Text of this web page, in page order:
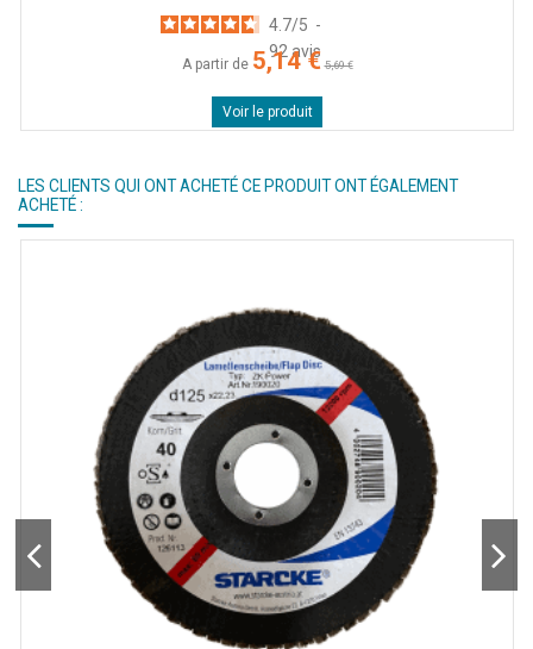
4.7/5 -
92avis
A partir de 5,14 € 5,69 €
Voir le produit
LES CLIENTS QUI ONT ACHETÉ CE PRODUIT ONT ÉGALEMENT
ACHETÉ :